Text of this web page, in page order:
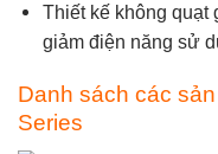
Thiết kế không quạt
giảm điện năng sử
Danh sách các
Series